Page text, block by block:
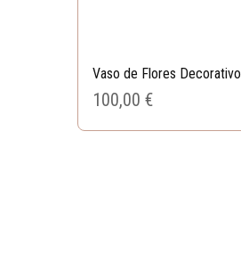
Vaso de Flores Decorativo
100,00 €